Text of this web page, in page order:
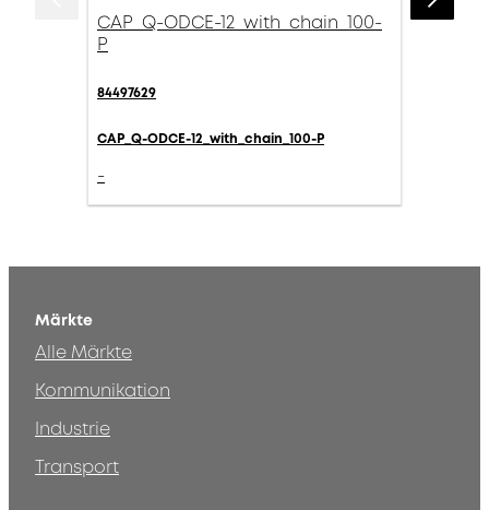
CAP_Q-ODCE-12_with_chain_100-
P
84497629
CAP_Q-ODCE-12_with_chain_100-P
-
Märkte
Alle Märkte
Kommunikation
Industrie
Transport